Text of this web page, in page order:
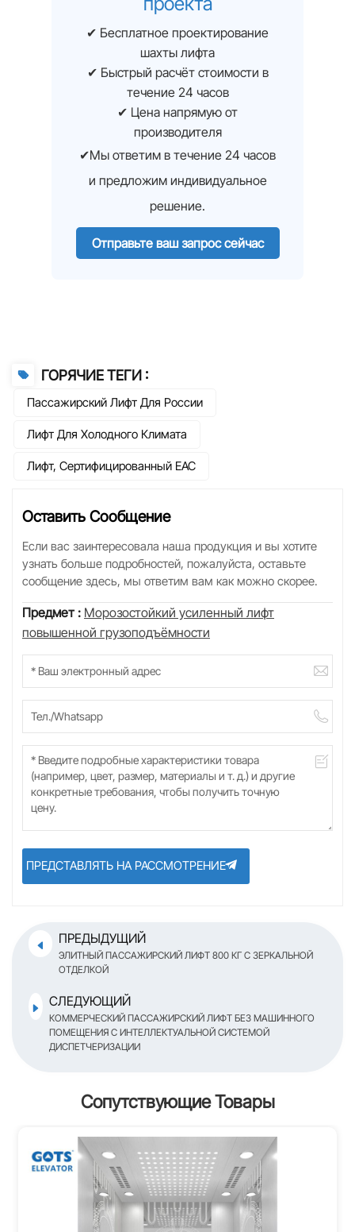
✔ Бесплатное проектирование
шахты лифта
✔ Быстрый расчёт стоимости в
течение 24 часов
✔ Цена напрямую от
производителя
✔Мы ответим в течение 24 часов
и предложим индивидуальное
решение.
Отправьте ваш запрос сейчас
ГОРЯЧИЕ ТЕГИ :
Пассажирский Лифт Для России
Лифт Для Холодного Климата
Лифт, Сертифицированный EAC
Оставить Сообщение
Если вас заинтересовала наша продукция и вы хотите
узнать больше подробностей, пожалуйста, оставьте
сообщение здесь, мы ответим вам как можно скорее.
Предмет : Морозостойкий усиленный лифт
повышенной грузоподъёмности
ПРЕДСТАВЛЯТЬ НА РАССМОТРЕНИЕ
ПРЕДЫДУЩИЙ
ЭЛИТНЫЙ ПАССАЖИРСКИЙ ЛИФТ 800 КГ С ЗЕРКАЛЬНОЙ
ОТДЕЛКОЙ
СЛЕДУЮЩИЙ
КОММЕРЧЕСКИЙ ПАССАЖИРСКИЙ ЛИФТ БЕЗ МАШИННОГО
ПОМЕЩЕНИЯ С ИНТЕЛЛЕКТУАЛЬНОЙ СИСТЕМОЙ
ДИСПЕТЧЕРИЗАЦИИ
Сопутствующие Товары